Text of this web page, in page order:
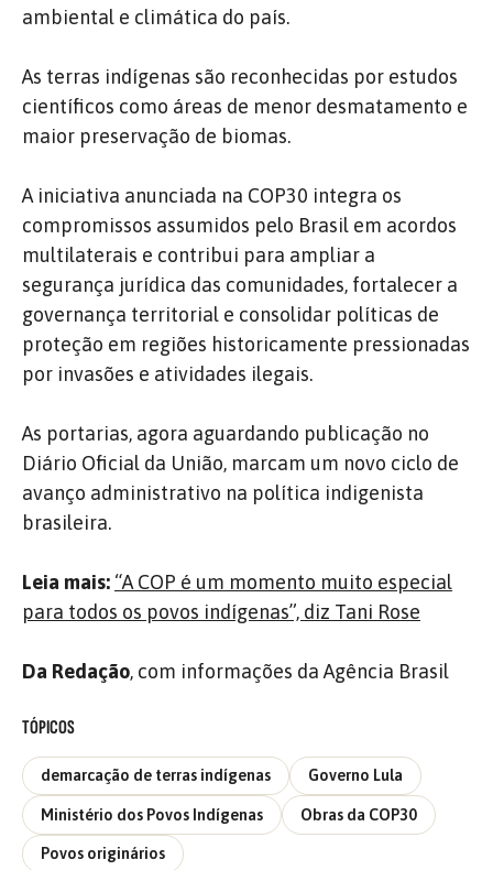
ambiental e climática do país.
As terras indígenas são reconhecidas por estudos
científicos como áreas de menor desmatamento e
maior preservação de biomas.
A iniciativa anunciada na COP30 integra os
compromissos assumidos pelo Brasil em acordos
multilaterais e contribui para ampliar a
segurança jurídica das comunidades, fortalecer a
governança territorial e consolidar políticas de
proteção em regiões historicamente pressionadas
por invasões e atividades ilegais.
As portarias, agora aguardando publicação no
Diário Oficial da União, marcam um novo ciclo de
avanço administrativo na política indigenista
brasileira.
Leia mais: “A COP é um momento muito especial
para todos os povos indígenas”, diz Tani Rose
Da Redação, com informações da Agência Brasil
TÓPICOS
demarcação de terras indígenas Governo Lula
Ministério dos Povos Indígenas Obras da COP30
Povos originários